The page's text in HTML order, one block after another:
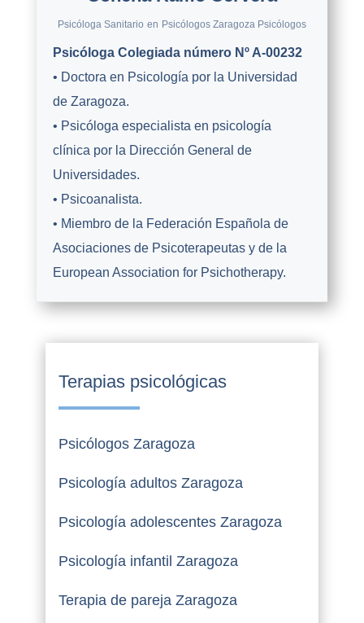
Psicóloga Sanitario en Psicólogos Zaragoza Psicólogos
Psicóloga Colegiada número Nº A-00232
• Doctora en Psicología por la Universidad
de Zaragoza.
• Psicóloga especialista en psicología
clínica por la Dirección General de
Universidades.
• Psicoanalista.
• Miembro de la Federación Española de
Asociaciones de Psicoterapeutas y de la
European Association for Psichotherapy.
Terapias psicológicas
Psicólogos Zaragoza
Psicología adultos Zaragoza
Psicología adolescentes Zaragoza
Psicología infantil Zaragoza
Terapia de pareja Zaragoza